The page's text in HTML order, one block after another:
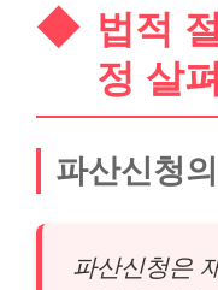
법적
정 살
파산신청
파산신청은